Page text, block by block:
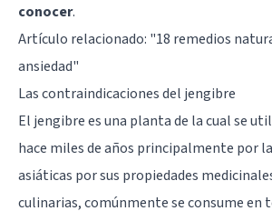
conocer.
Artículo relacionado: "18 remedios
ansiedad"
Las contraindicaciones del jengibre
El jengibre es una planta de la cual se
hace miles de años principalmente por
asiáticas por sus propiedades
culinarias, comúnmente se consume en